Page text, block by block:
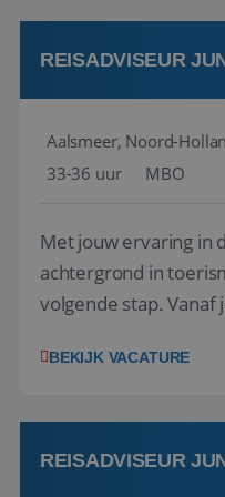
werken: of het nu
REISADVISEUR
Aalsmeer, Noord-
33-36 uur
MBO
Met jouw ervaring in
achtergrond in
volgende stap. Vanaf
wensen van je team,
klanten te
boeken! ...
BEKIJK VACATURE
REISADVISEUR